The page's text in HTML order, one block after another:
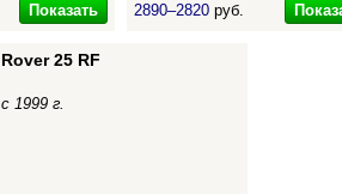
Показать 2890–2820 руб.
Rover 25 RF
с 1999 г.